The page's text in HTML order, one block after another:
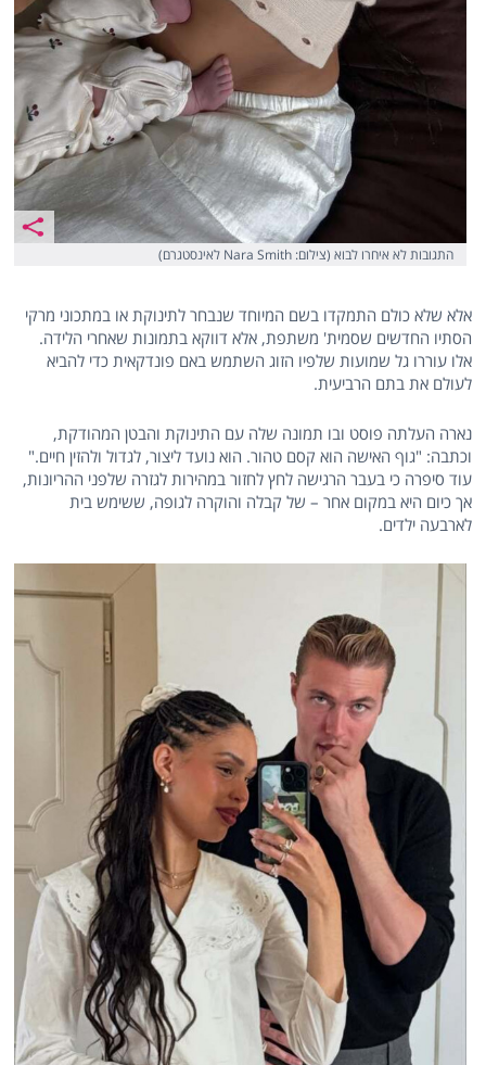
התגובות לא איחרו לבוא (צילום: Nara Smith לאינסטגרם)
אלא שלא כולם התמקדו בשם המיוחד שנבחר לתינוקת או במתכוני מרקי
הסתיו החדשים שסמית' משתפת, אלא דווקא בתמונות שאחרי הלידה.
אלו עוררו גל שמועות שלפיו הזוג השתמש באם פונדקאית כדי להביא
לעולם את בתם הרביעית.
נארה העלתה פוסט ובו תמונה שלה עם התינוקת והבטן המהודקת,
וכתבה: "גוף האישה הוא קסם טהור. הוא נועד ליצור, לגדול ולהזין חיים."
עוד סיפרה כי בעבר הרגישה לחץ לחזור במהירות לגזרה שלפני ההריונות,
אך כיום היא במקום אחר – של קבלה והוקרה לגופה, ששימש בית
לארבעה ילדים.